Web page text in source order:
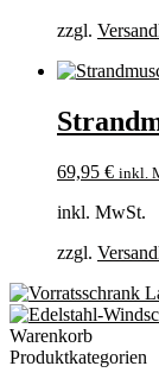
zzgl.
69,95 € inkl.
inkl. MwSt.
zzgl.
Warenkorb
Produktkategorien